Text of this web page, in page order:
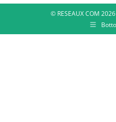
© RESEAUX COM